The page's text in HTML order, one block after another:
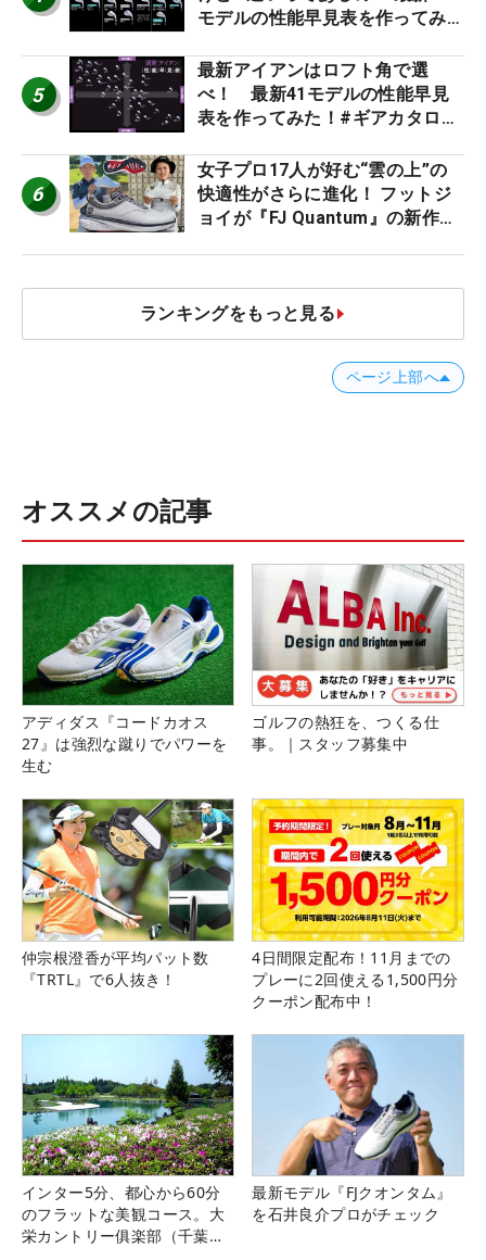
モデルの性能早見表を作ってみ
5
最新アイアンはロフト角で選
べ！ 最新41モデルの性能早見
表を作ってみた！#ギアカタログ
6
女子プロ17人が好む“雲の上”の
快適性がさらに進化！ フットジ
ョイが『FJ Quantum』の新作を
ランキングをもっと見る
ページ上部へ
オススメの記事
アディダス『コードカオス
27』は強烈な蹴りでパワーを
生む
ゴルフの熱狂を、つくる仕
事。｜スタッフ募集中
仲宗根澄香が平均パット数
『TRTL』で6人抜き！
4日間限定配布！11月までの
プレーに2回使える1,500円分
クーポン配布中！
インター5分、都心から60分
のフラットな美観コース。大
栄カントリー俱楽部（千葉
最新モデル『FJクオンタム』
を石井良介プロがチェック